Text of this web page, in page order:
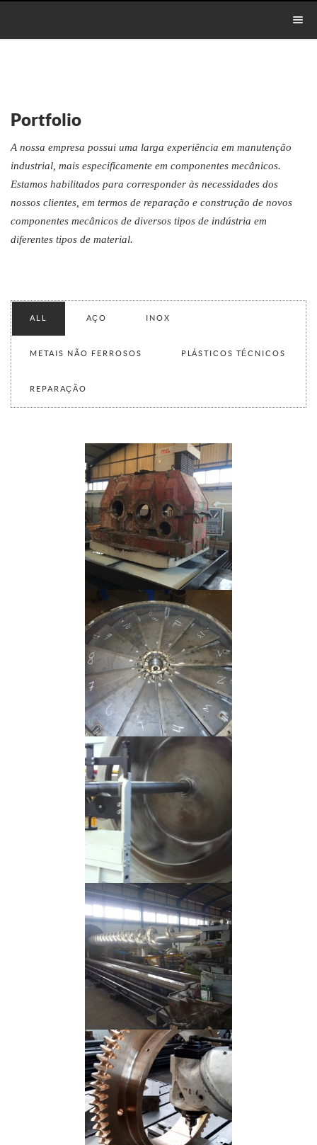
Portfolio
A nossa empresa possui uma larga experiência em manutenção
industrial, mais especificamente em componentes mecânicos.
Estamos habilitados para corresponder às necessidades dos
nossos clientes, em termos de reparação e construção de novos
componentes mecânicos de diversos tipos de indústria em
diferentes tipos de material.
ALL AÇO INOX
METAIS NÃO FERROSOS PLÁSTICOS TÉCNICOS
REPARAÇÃO
Reparação
Construção
Equilibrar
Inox
Bronze